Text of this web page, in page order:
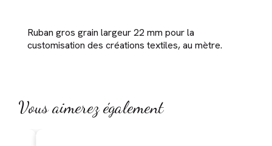
Ruban gros grain largeur 22 mm pour la
customisation des créations textiles, au mètre.
Vous aimerez également